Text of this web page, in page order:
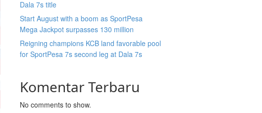
Dala 7s title
Start August with a boom as SportPesa
Mega Jackpot surpasses 130 million
Reigning champions KCB land favorable pool
for SportPesa 7s second leg at Dala 7s
Komentar Terbaru
No comments to show.